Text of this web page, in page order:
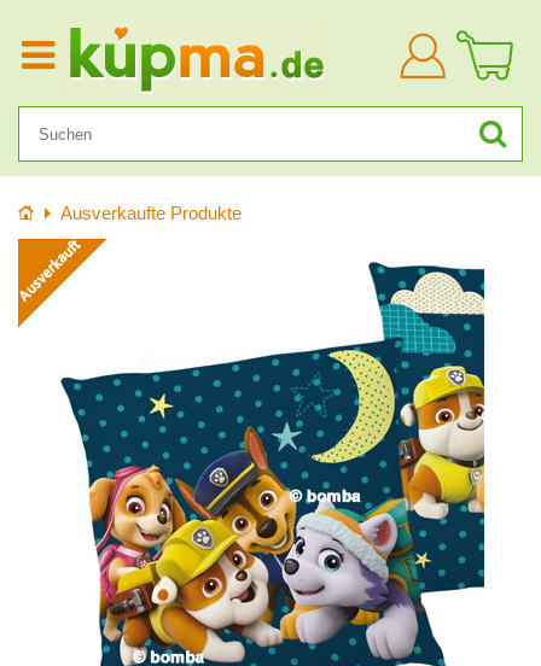
Anmelden
StartseiteAusverkaufte Produkte